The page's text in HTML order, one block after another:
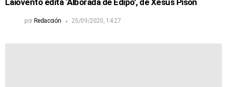
Laiovento edita ‘Alborada de Edipo’, de Xesús Pisón
por Redacción 25/09/2020, 14:27